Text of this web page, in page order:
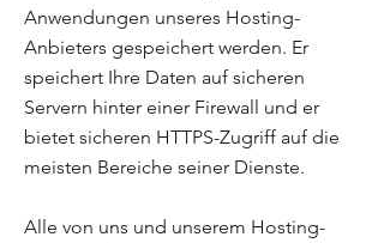
Anwendungen unseres Hosting-
Anbieters gespeichert werden. Er
speichert Ihre Daten auf sicheren
Servern hinter einer Firewall und er
bietet sicheren HTTPS-Zugriff auf die
meisten Bereiche seiner Dienste.
Alle von uns und unserem Hosting-